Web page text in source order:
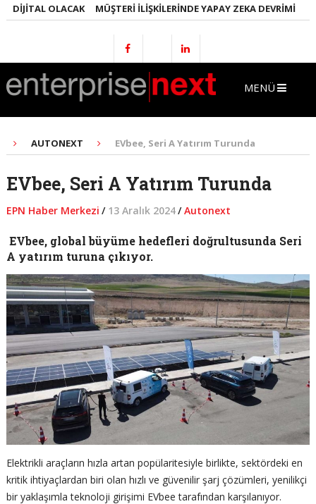
OLACAK MÜŞTERI İLIŞKILERINDE YAPAY ZEKA DEVRIMI
MENÜ
AUTONEXT EVbee, Seri A Yatırım Turunda
EVbee, Seri A Yatırım Turunda
EPN Haber Merkezi / 13 Aralık 2024/ Autonext
EVbee, global büyüme hedefleri doğrultusunda Seri
A yatırım turuna çıkıyor.
Elektrikli araçların hızla artan popülaritesiyle birlikte, sektördeki en
kritik ihtiyaçlardan biri olan hızlı ve güvenilir şarj çözümleri, yenilikçi
bir yaklaşımla teknoloji girişimi EVbee tarafından karşılanıyor.